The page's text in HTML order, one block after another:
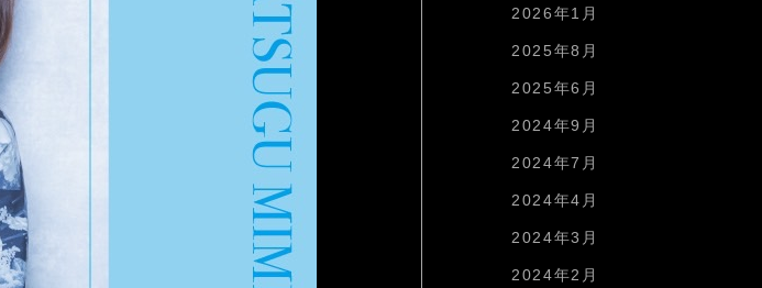
2026年1月
2025年8月
2025年6月
2024年9月
2024年7月
2024年4月
2024年3月
2024年2月